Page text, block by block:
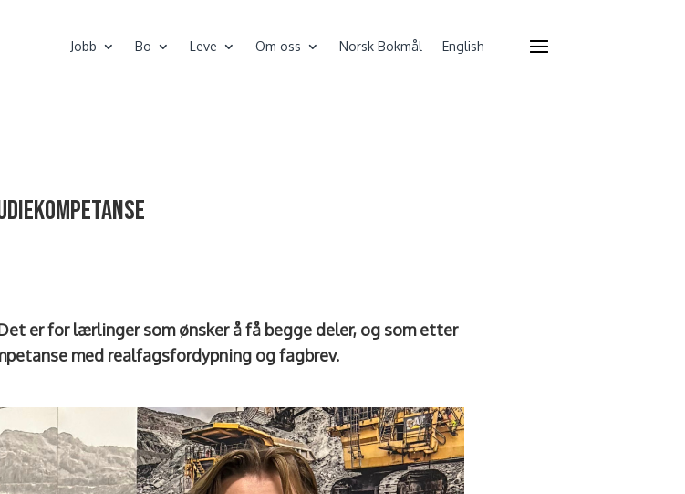
Jobb Bo Leve Om oss Norsk Bokmål English
er for lærlinger som ønsker å få begge deler, og som etter
med realfagsfordypning og fagbrev.